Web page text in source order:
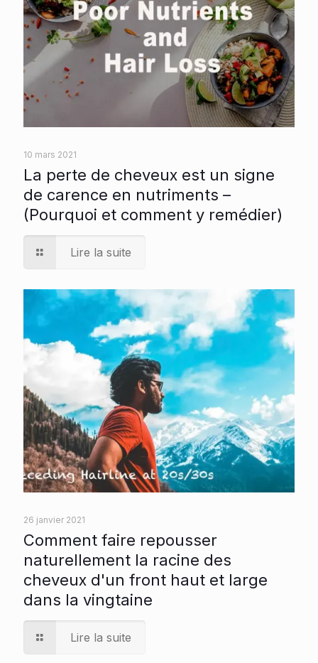
10 mars 2021
La perte de cheveux est un signe
de carence en nutriments –
(Pourquoi et comment y remédier)
Lire la suite
26 janvier 2021
Comment faire repousser
naturellement la racine des
cheveux d'un front haut et large
dans la vingtaine
Lire la suite